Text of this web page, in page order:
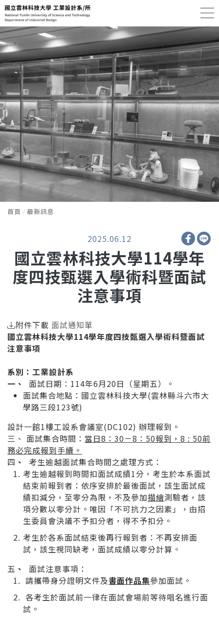
首頁 最新訊息
2025.06.12
國立雲林科技大學114學年
度四技甄選入學術科暨面試
注意事項
附件下載 面試通知單
國立雲林科技大學114學年度四技甄選入學術科暨面試
注意事項
系別：工業設計系
一、
面試日期：114年6月20日（星期五）。
面試集合地點：國立雲林科技大學(雲林縣斗六市大
學路三段123號)
設計一館1樓工設系會議室(DC102) 辦理報到。
三、 面試集合時間： 當日8 ：30－8：50報到，8 : 50前
務必完成報到手續。
四 、
考生逾越面試集合時間之處理方式：
考生逾越報到時間扣面試成績1分，考生於本系面試
結束前報到者：依序安排於最後面試，該生面試成
績扣減分，至零分為限，不及參加描繪測驗者，該
項分數以零分計。唯因「不可抗力之因素」，由招
生委員會決議不予扣分者，得不予扣分。
考生於各系面試結束後再行報到者：不再安排面
試，該生視同缺考，面試成績以零分計算。
五 、
面試注意事項：
請攜帶身分證明文件及書面作品集參加面試。
各考生於面試前一律在面試會場前等待唱名進行面
試。